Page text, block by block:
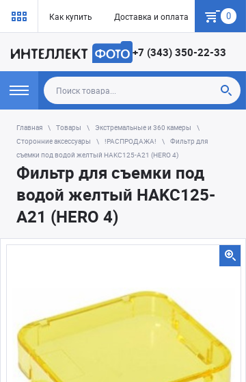
Как купить Доставка и оплата Гарантия
0
+7 (343) 350-22-33
Главная Товары
Экстремальные и 360 камеры
Сторонние аксессуары
!РАСПРОДАЖА!
Фильтр для
съемки под водой желтый HAKC125-A21 (HERO 4)
Фильтр для съемки под
водой желтый HAKC125-
A21 (HERO 4)